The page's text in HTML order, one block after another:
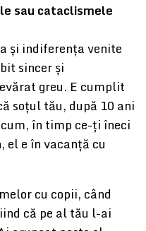
sau cataclismele
și indiferența venite
sincer și
greu. E cumplit
soțul tău, după 10 ani
în timp ce-ți îneci
e în vacanță cu
cu copii, când
că pe al tău l-ai